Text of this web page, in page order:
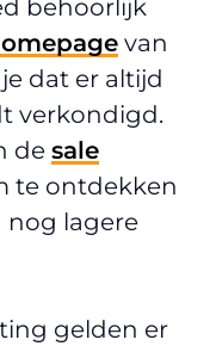
behoorlijk
van
dat er altijd
verkondigd.
de sale
te ontdekken
nog lagere
gelden er